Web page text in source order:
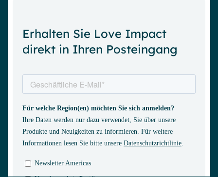
Erhalten Sie Love Impact
direkt in Ihren Posteingang